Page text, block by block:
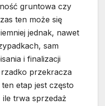
gruntowa czy
ten może się
jednak, nawet
sam
i finalizacji
przekracza
ten etap jest często
ile trwa sprzedaż